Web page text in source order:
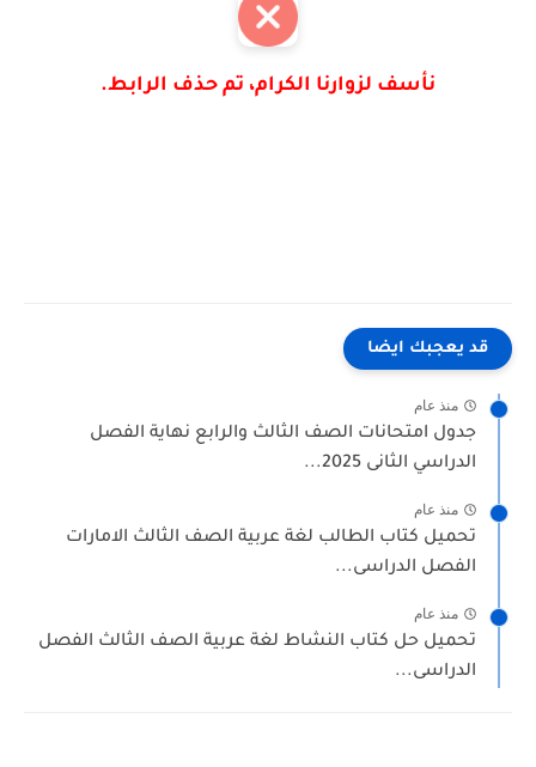
نأسف لزوارنا الكرام، تم حذف الرابط.
قد يعجبك ايضا
منذ عام
جدول امتحانات الصف الثالث والرابع نهاية الفصل
الدراسي الثانى 2025...
منذ عام
تحميل كتاب الطالب لغة عربية الصف الثالث الامارات
الفصل الدراسى...
منذ عام
تحميل حل كتاب النشاط لغة عربية الصف الثالث الفصل
الدراسى...